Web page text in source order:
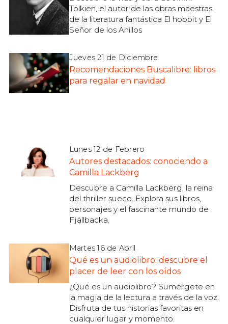
Tolkien, el autor de las obras maestras
de la literatura fantástica El hobbit y El
Señor de los Anillos
Jueves 21 de Diciembre
Recomendaciones Buscalibre: libros
para regalar en navidad
Lunes 12 de Febrero
Autores destacados: conociendo a
Camilla Lackberg
Descubre a Camilla Lackberg, la reina
del thriller sueco. Explora sus libros,
personajes y el fascinante mundo de
Fjällbacka.
Martes 16 de Abril
Qué es un audiolibro: descubre el
placer de leer con los oídos
¿Qué es un audiolibro? Sumérgete en
la magia de la lectura a través de la voz.
Disfruta de tus historias favoritas en
cualquier lugar y momento.